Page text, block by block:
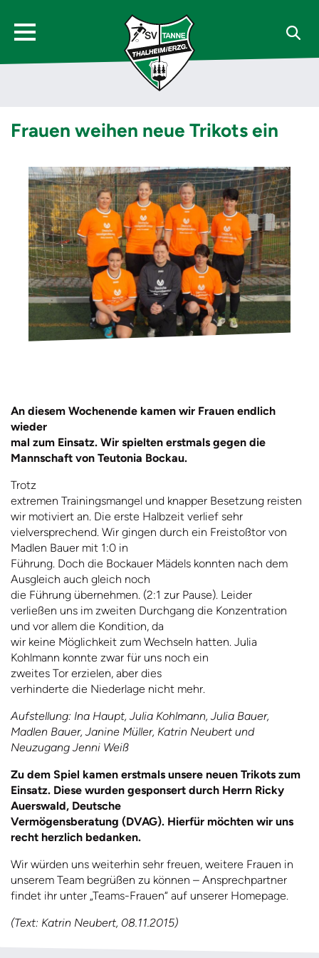
Frauen weihen neue Trikots ein
An diesem Wochenende kamen wir Frauen endlich
wieder
mal zum Einsatz. Wir spielten erstmals gegen die
Mannschaft von Teutonia Bockau.
Trotz
extremen Trainingsmangel und knapper Besetzung reisten
wir motiviert an. Die erste Halbzeit verlief sehr
vielversprechend. Wir gingen durch ein Freistoßtor von
Madlen Bauer mit 1:0 in
Führung. Doch die Bockauer Mädels konnten nach dem
Ausgleich auch gleich noch
die Führung übernehmen. (2:1 zur Pause). Leider
verließen uns im zweiten Durchgang die Konzentration
und vor allem die Kondition, da
wir keine Möglichkeit zum Wechseln hatten. Julia
Kohlmann konnte zwar für uns noch ein
zweites Tor erzielen, aber dies
verhinderte die Niederlage nicht mehr.
Aufstellung: Ina Haupt, Julia Kohlmann, Julia Bauer,
Madlen Bauer, Janine Müller, Katrin Neubert und
Neuzugang Jenni Weiß
Zu dem Spiel kamen erstmals unsere neuen Trikots zum
Einsatz. Diese wurden gesponsert durch Herrn Ricky
Auerswald, Deutsche
Vermögensberatung (DVAG). Hierfür möchten wir uns
recht herzlich bedanken.
Wir würden uns weiterhin sehr freuen, weitere Frauen in
unserem Team begrüßen zu können – Ansprechpartner
findet ihr unter „Teams-Frauen“ auf unserer Homepage.
(Text: Katrin Neubert, 08.11.2015)